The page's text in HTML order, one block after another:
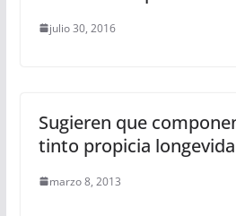
julio 30, 2016
Sugieren que
tinto propicia
marzo 8, 2013